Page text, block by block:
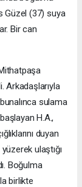
Güzel (37) suya
Bir can
Arkadaşlarıyla
sulama
H.A.,
duyan
ulaştığı
Boğulma
birlikte